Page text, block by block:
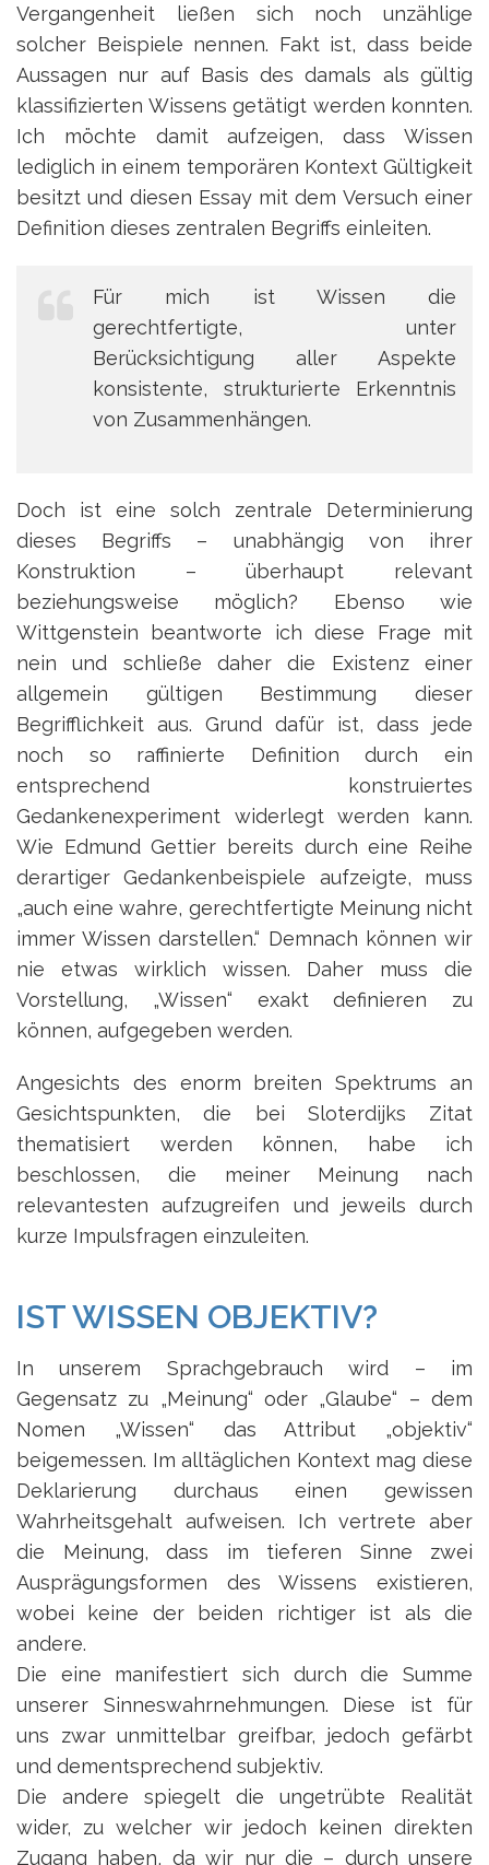
Vergangenheit ließen sich noch unzählige
solcher Beispiele nennen. Fakt ist, dass beide
Aussagen nur auf Basis des damals als gültig
klassifizierten Wissens getätigt werden konnten.
Ich möchte damit aufzeigen, dass Wissen
lediglich in einem temporären Kontext Gültigkeit
besitzt und diesen Essay mit dem Versuch einer
Definition dieses zentralen Begriffs einleiten.
Für mich ist Wissen die
gerechtfertigte, unter
Berücksichtigung aller Aspekte
konsistente, strukturierte Erkenntnis
von Zusammenhängen.
Doch ist eine solch zentrale Determinierung
dieses Begriffs – unabhängig von ihrer
Konstruktion – überhaupt relevant
beziehungsweise möglich? Ebenso wie
Wittgenstein beantworte ich diese Frage mit
nein und schließe daher die Existenz einer
allgemein gültigen Bestimmung dieser
Begrifflichkeit aus. Grund dafür ist, dass jede
noch so raffinierte Definition durch ein
entsprechend konstruiertes
Gedankenexperiment widerlegt werden kann.
Wie Edmund Gettier bereits durch eine Reihe
derartiger Gedankenbeispiele aufzeigte, muss
„auch eine wahre, gerechtfertigte Meinung nicht
immer Wissen darstellen.“ Demnach können wir
nie etwas wirklich wissen. Daher muss die
Vorstellung, „Wissen“ exakt definieren zu
können, aufgegeben werden.
Angesichts des enorm breiten Spektrums an
Gesichtspunkten, die bei Sloterdijks Zitat
thematisiert werden können, habe ich
beschlossen, die meiner Meinung nach
relevantesten aufzugreifen und jeweils durch
kurze Impulsfragen einzuleiten.
IST WISSEN OBJEKTIV?
In unserem Sprachgebrauch wird – im
Gegensatz zu „Meinung“ oder „Glaube“ – dem
Nomen „Wissen“ das Attribut „objektiv“
beigemessen. Im alltäglichen Kontext mag diese
Deklarierung durchaus einen gewissen
Wahrheitsgehalt aufweisen. Ich vertrete aber
die Meinung, dass im tieferen Sinne zwei
Ausprägungsformen des Wissens existieren,
wobei keine der beiden richtiger ist als die
andere.
Die eine manifestiert sich durch die Summe
unserer Sinneswahrnehmungen. Diese ist für
uns zwar unmittelbar greifbar, jedoch gefärbt
und dementsprechend subjektiv.
Die andere spiegelt die ungetrübte Realität
wider, zu welcher wir jedoch keinen direkten
Zugang haben, da wir nur die – durch unsere